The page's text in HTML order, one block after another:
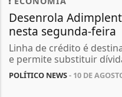
Desenrola
nesta segunda-feira
Linha de crédito é
e permite substituir
POLÍTICO NEWS- 10 DE